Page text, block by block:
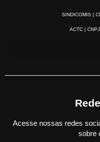
SINDICOMIS |
ACTC |
Acesse nossas redes
sobre